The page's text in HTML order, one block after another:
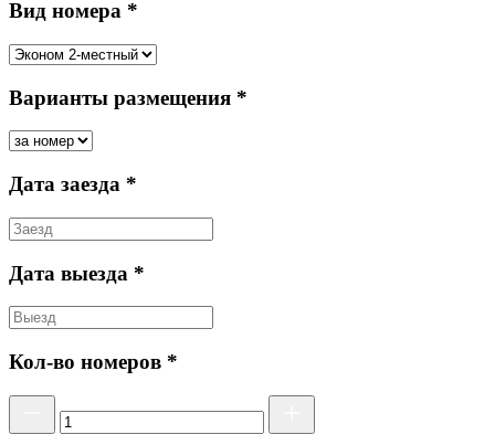
Вид номера *
Варианты размещения *
Дата заезда *
Дата выезда *
Кол-во номеров *